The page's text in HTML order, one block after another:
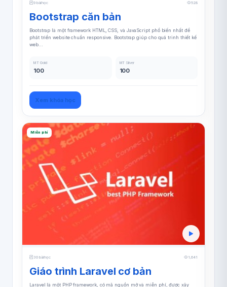
9 bài học 528
Bootstrap căn bản
Bootstrap là một framework HTML, CSS, và JavaScript phổ biến nhất để
phát triển website chuẩn responsive. Bootstrap giúp cho quá trình thiết kế
web...
MT Gold
100
MT Silver
100
Xem khóa học
Miễn phí
30 bài học 1,641
Giáo trình Laravel cơ bản
Laravel là một PHP framework, có mã nguồn mở và miễn phí, được xây